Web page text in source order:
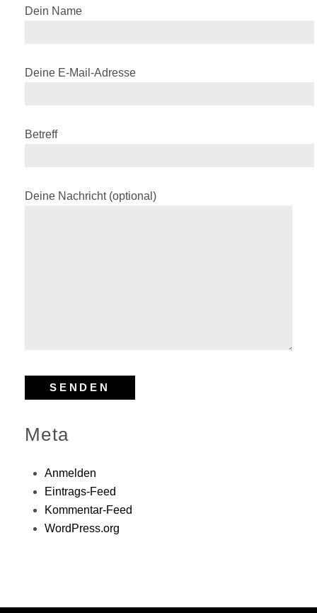
Dein Name
Deine E-Mail-Adresse
Betreff
Deine Nachricht (optional)
Meta
Anmelden
Eintrags-Feed
Kommentar-Feed
WordPress.org